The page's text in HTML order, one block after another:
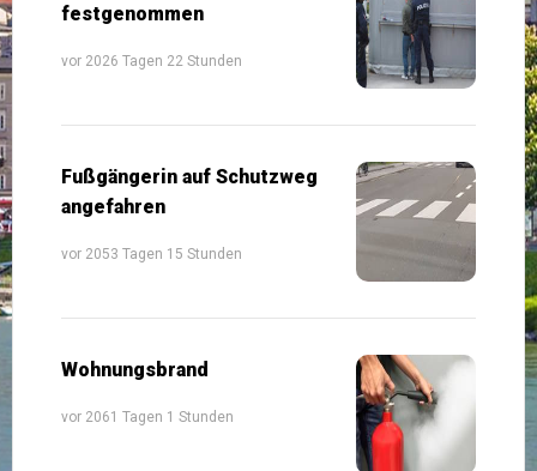
festgenommen
vor 2026 Tagen 22 Stunden
Fußgängerin auf Schutzweg
angefahren
vor 2053 Tagen 15 Stunden
Wohnungsbrand
vor 2061 Tagen 1 Stunden